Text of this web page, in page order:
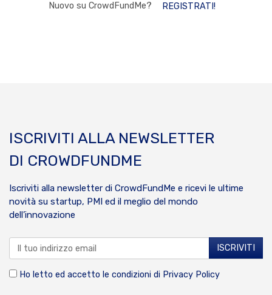
Nuovo su CrowdFundMe? REGISTRATI!
ISCRIVITI ALLA NEWSLETTER
DI CROWDFUNDME
Iscriviti alla newsletter di CrowdFundMe e ricevi le ultime
novità su startup, PMI ed il meglio del mondo
dell’innovazione
Ho letto ed accetto le condizioni di Privacy Policy